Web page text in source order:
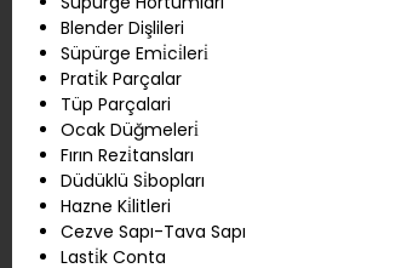
Blender Dişlileri
Süpürge Emi̇ci̇leri̇
Prati̇k Parçalar
Tüp Parçalari
Ocak Düğmeleri̇
Fırın Rezi̇tansları
Düdüklü Si̇bopları
Hazne Ki̇litleri
Cezve Sapı-Tava Sapı
Lasti̇k Conta